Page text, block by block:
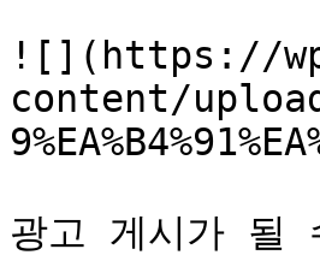
![](https://
content/uploads/
광고 게시가 될